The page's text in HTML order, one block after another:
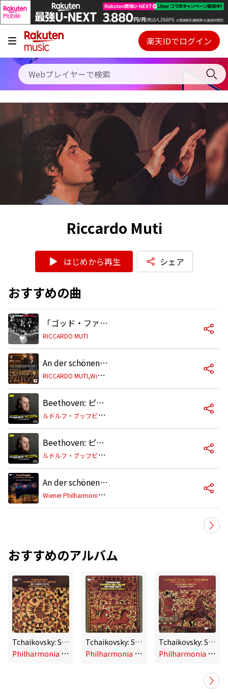
キャンペーン
料金プラン
使い方
初回30日間無料お試し
Webプレイヤー
ご契約内容の確認・変更
楽天IDでログイン
Riccardo Muti
はじめから再生 シェア
おすすめの曲
「ゴッド・ファーザー Part II」〜エンド・タイトル
RICCARDO MUTI
An der schönen blauen Donau, Walzer, Op. 314
R
ICCARDO MUTI,Wiener Philharmoniker
Beethoven: ピアノ協奏曲第5番 変ホ長調 作品73《皇帝》: 第1楽章: Allegro
ル
ドルフ・ブッフビンダー/ウィーン・フィルハーモニー管弦楽団/リッカルド・ムーティ
Beethoven: ピアノ協奏曲第5番 変ホ長調 作品73《皇帝》: 第2楽章: Adagio un poco moto
ル
ドルフ・ブッフビンダー/ウィーン・フィルハーモニー管弦楽団/リッカルド・ムーティ
An der schönen blauen Donau, Op. 314 (Live)
W
iener Philharmoniker, Riccardo Muti
おすすめのアルバム
Tchaikovsky: Symphony No. 4 in F Minor, Op. 36
P
hilharmonia Orchestra, Riccardo Muti
Tchaikovsky: Symphony No. 3 in D Major, Op. 29 "Polish"
P
hilharmonia Orchestra, Riccardo Muti
Tchaikovsky: Symphony No. 2 in C Minor, Op. 17 "Little Russian" & Romeo and Juliet
P
hilharmonia Orchestra, Riccardo Muti